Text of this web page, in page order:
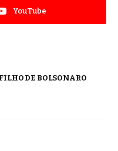
YouTube
DE BOLSONARO